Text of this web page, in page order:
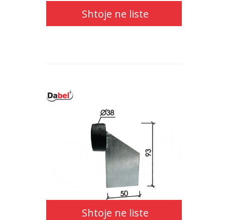
Shtoje ne liste
Shtoje ne liste